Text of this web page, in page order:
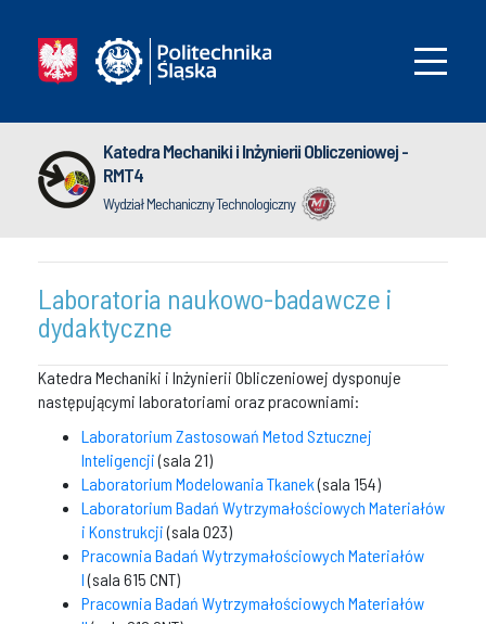
Katedra Mechaniki i Inżynierii Obliczeniowej -
RMT4
Wydział Mechaniczny Technologiczny
Laboratoria naukowo-badawcze i
dydaktyczne
Katedra Mechaniki i Inżynierii Obliczeniowej dysponuje
następującymi laboratoriami oraz pracowniami:
Laboratorium Zastosowań Metod Sztucznej
Inteligencji(sala 21)
Laboratorium Modelowania Tkanek(sala 154)
Laboratorium Badań Wytrzymałościowych Materiałów
i Konstrukcji(sala 023)
Pracownia Badań Wytrzymałościowych Materiałów
I(sala 615 CNT)
Pracownia Badań Wytrzymałościowych Materiałów